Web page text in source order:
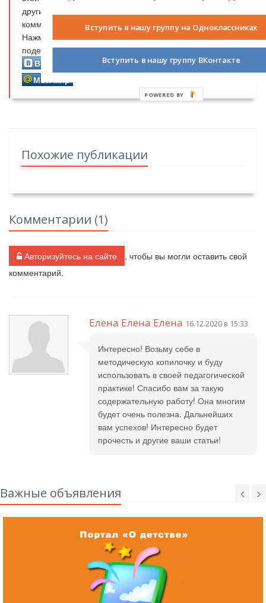
других пользователей. Получите за каждый
комментарий
бонусный рубль!
Нажмите на кнопку вашей социальной сети и
поделитесь информацией с вашими друзьями.
Вконтакте
Одноклассники
Facebook
Мой мир
Похожие публикации
Комментарии (1)
Авторизуйтесь на сайте
, чтобы вы могли оставить свой
комментарий.
Елена Елена Елена 16.12.2020 в 15:33
Интересно! Возьму себе в
методическую копилочку и буду
использовать в своей педагогической
практике! Спасибо вам за такую
содержательную работу! Она многим
будет очень полезна. Дальнейших
вам успехов! Интересно будет
прочесть и другие ваши статьи!
Важные объявления
Вступить в нашу группу на Одноклассниках
Вступить в нашу группу ВКонтакте
POWERED